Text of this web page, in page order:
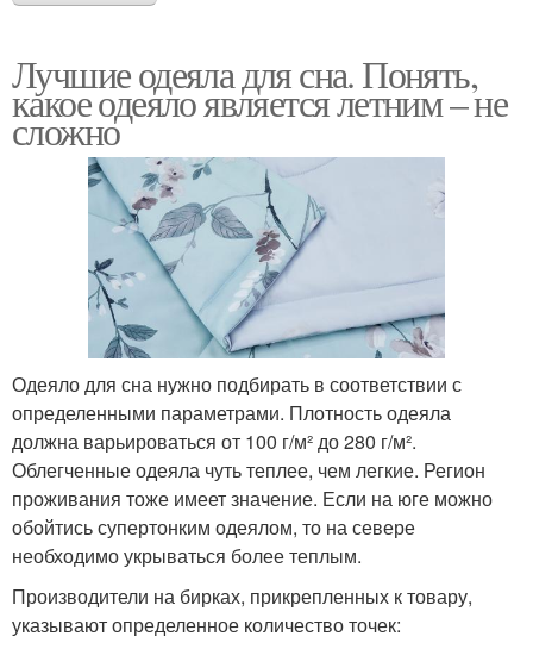
Лучшие одеяла для сна. Понять,
какое одеяло является летним – не
сложно
Одеяло для сна нужно подбирать в соответствии с
определенными параметрами. Плотность одеяла
должна варьироваться от 100 г/м² до 280 г/м².
Облегченные одеяла чуть теплее, чем легкие. Регион
проживания тоже имеет значение. Если на юге можно
обойтись супертонким одеялом, то на севере
необходимо укрываться более теплым.
Производители на бирках, прикрепленных к товару,
указывают определенное количество точек: